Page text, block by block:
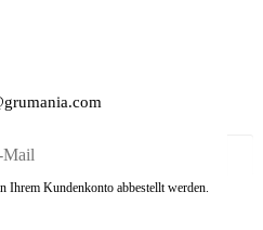
Ihrem Kundenkonto abbestellt werden.